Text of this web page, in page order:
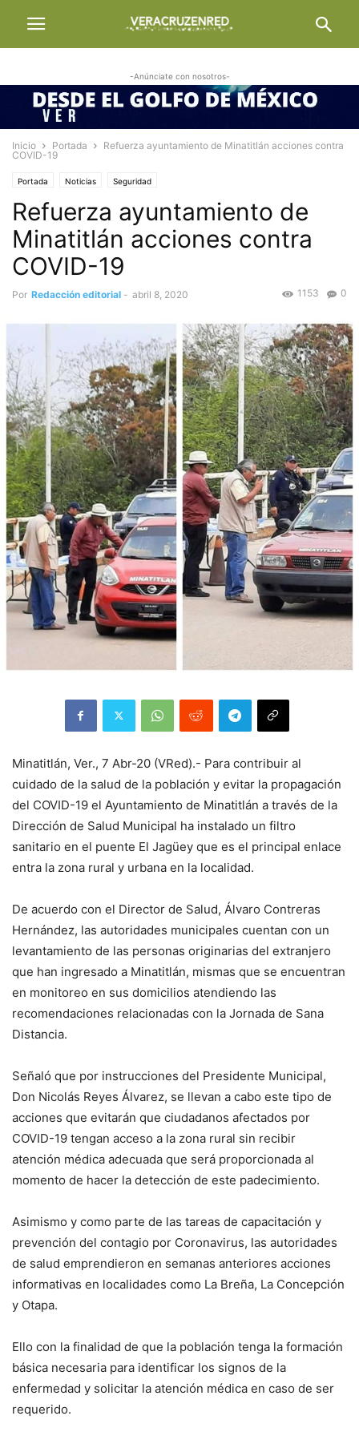
-Anúnciate con nosotros-
Inicio Portada
Refuerza ayuntamiento de Minatitlán acciones contra
COVID-19
Portada Noticias Seguridad
Refuerza ayuntamiento de
Minatitlán acciones contra
COVID-19
Por Redacción editorial - abril 8, 2020 0
1153
Minatitlán, Ver., 7 Abr-20 (VRed).- Para contribuir al
cuidado de la salud de la población y evitar la propagación
del COVID-19 el Ayuntamiento de Minatitlán a través de la
Dirección de Salud Municipal ha instalado un filtro
sanitario en el puente El Jagüey que es el principal enlace
entra la zona rural y urbana en la localidad.
De acuerdo con el Director de Salud, Álvaro Contreras
Hernández, las autoridades municipales cuentan con un
levantamiento de las personas originarias del extranjero
que han ingresado a Minatitlán, mismas que se encuentran
en monitoreo en sus domicilios atendiendo las
recomendaciones relacionadas con la Jornada de Sana
Distancia.
Señaló que por instrucciones del Presidente Municipal,
Don Nicolás Reyes Álvarez, se llevan a cabo este tipo de
acciones que evitarán que ciudadanos afectados por
COVID-19 tengan acceso a la zona rural sin recibir
atención médica adecuada que será proporcionada al
momento de hacer la detección de este padecimiento.
Asimismo y como parte de las tareas de capacitación y
prevención del contagio por Coronavirus, las autoridades
de salud emprendieron en semanas anteriores acciones
informativas en localidades como La Breña, La Concepción
y Otapa.
Ello con la finalidad de que la población tenga la formación
básica necesaria para identificar los signos de la
enfermedad y solicitar la atención médica en caso de ser
requerido.